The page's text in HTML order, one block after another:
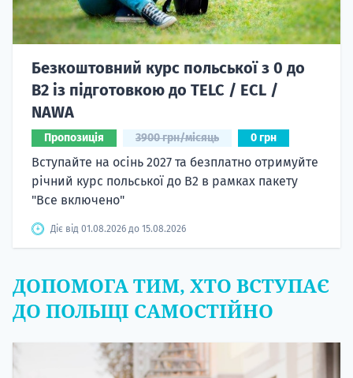
Безкоштовний курс польської з 0 до
B2 із підготовкою до TELC / ECL /
NAWA
Пропозиція 3900 грн/місяць 0 грн
Вступайте на осінь 2027 та безплатно отримуйте
річний курс польської до B2 в рамках пакету
"Все включено"
Діє від 01.08.2026 до 15.08.2026
ДОПОМОГА ТИМ, ХТО ВСТУПАЄ
ДО ПОЛЬЩІ САМОСТІЙНО